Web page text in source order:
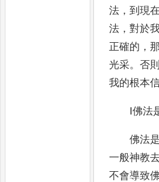
法 ，到現
法 ，對於
正確的 ，
光采。否則
我的根本
Ⅰ佛法
佛法
一般神教
不會導致